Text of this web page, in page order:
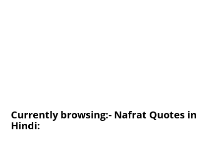
Currently browsing:- Nafrat Quotes in
Hindi: